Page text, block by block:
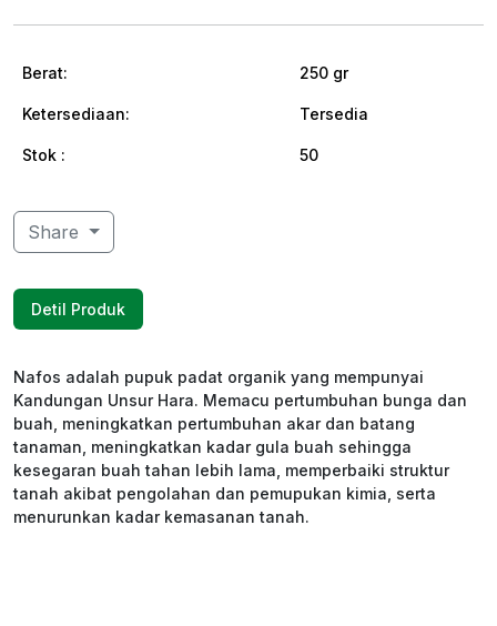
Berat: 250 gr
Ketersediaan: Tersedia
Stok : 50
Share
Detil Produk
Nafos adalah pupuk padat organik yang mempunyai
Kandungan Unsur Hara. Memacu pertumbuhan bunga dan
buah, meningkatkan pertumbuhan akar dan batang
tanaman, meningkatkan kadar gula buah sehingga
kesegaran buah tahan lebih lama, memperbaiki struktur
tanah akibat pengolahan dan pemupukan kimia, serta
menurunkan kadar kemasanan tanah.